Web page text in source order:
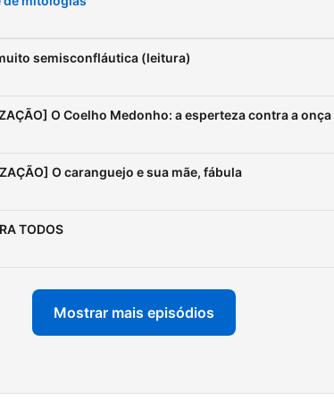
em família, antes de
Fafá Conta Apoie o projeto e
exclusivos para apoiadores.
semisconfláutica (leitura)
O Coelho Medonho: a esperteza contra a onça
O caranguejo e sua mãe, fábula
TODOS
Mostrar mais episódios